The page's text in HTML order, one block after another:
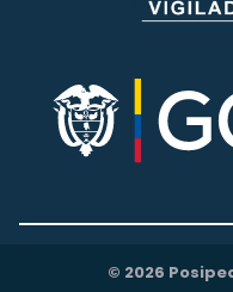
© 2026